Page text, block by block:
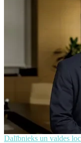
Dalībnieks un valdes